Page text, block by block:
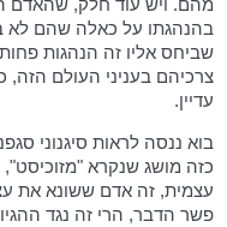
מהם. ויש עוד חלק, שהאדם
בהנהגתו על כאלה שהם לא
שביחס אליו זה הנהגות
צרכיהם בעניני העולם
עדיין.
בוא ננסה לראות סיגנוני
כזה מושג שנקרא
עצמית, זה אדם ששונא את
פשר הדבר, הרי זה נגד